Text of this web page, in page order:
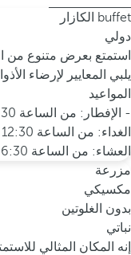
buffet الكازار
دولي
يلبي المعايير لإرضاء
المواعيد
- الإفطار: من الساعة 6:30 صباحاً حتى الساعة 10:30 صباحاً.
الغداء: من الساعة 12:30 ظهراً حتى 3:30 عصراً
العشاء: من الساعة 6:30 مساءً إلى الساعة 10:30 مساءً
مزرعة
مكسيكي
بدون الغلوتين
نباتي
إنه المكان المثالي